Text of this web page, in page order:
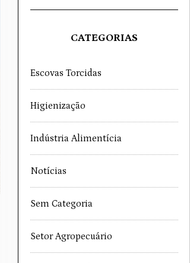
CATEGORIAS
Escovas Torcidas
Higienização
Indústria Alimentícia
Notícias
Sem Categoria
Setor Agropecuário